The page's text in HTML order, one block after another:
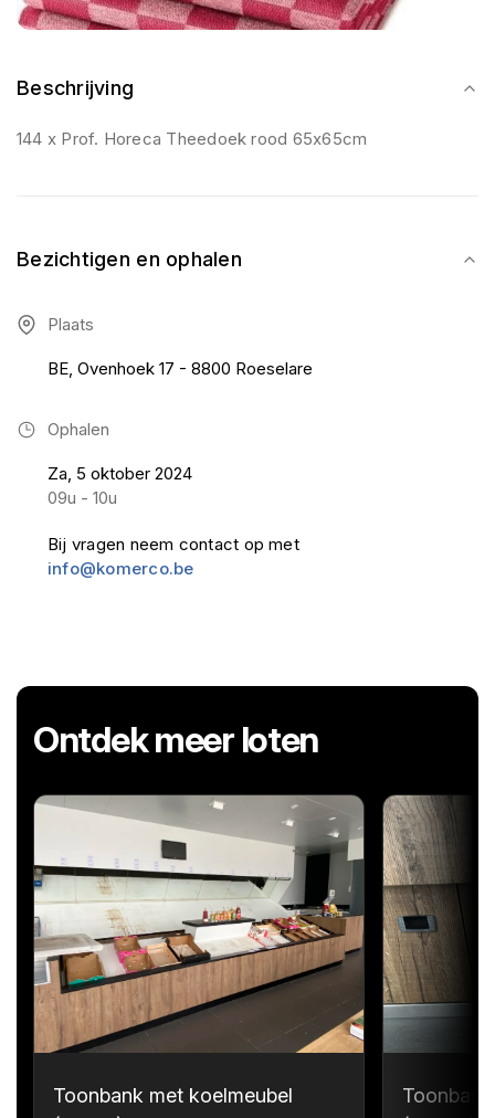
Beschrijving
144 x Prof. Horeca Theedoek rood 65x65cm
Bezichtigen en ophalen
Plaats
BE, Ovenhoek 17 - 8800 Roeselare
Ophalen
Za, 5 oktober 2024
09u - 10u
Bij vragen neem contact op met
info@komerco.be
Ontdek meer loten
Toonbank met koelmeubel